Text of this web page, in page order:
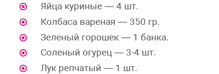
Яйца куриные — 4 шт.
Колбаса вареная — 350 гр.
Зеленый горошек — 1 банка.
Соленый огурец — 3-4 шт.
Лук репчатый — 1 шт.